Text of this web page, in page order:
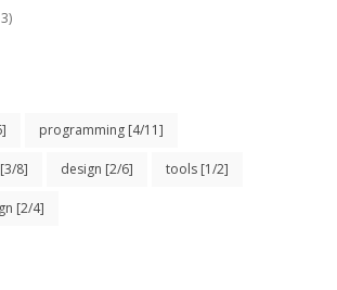
programming [4/11]
[3/8] design [2/6] tools [1/2]
[2/4]